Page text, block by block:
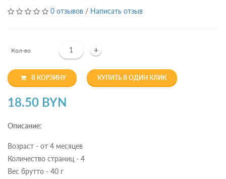
0 отзывов / Написать отзыв
Кол-во +
В КОРЗИНУ КУПИТЬ В ОДИН КЛИК
18.50 BYN
Описание:
Возраст - от 4 месяцев
Количество страниц - 4
Вес брутто - 40 г